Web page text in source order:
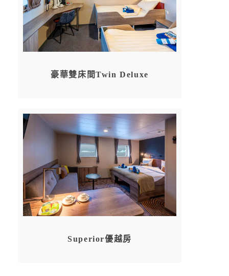
豪華雙床間Twin Deluxe
Superior優越房